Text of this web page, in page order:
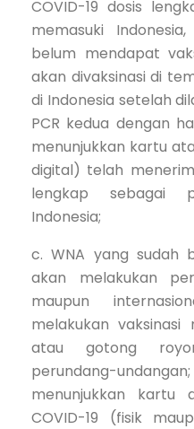
COVID-19 dosis
memasuki
belum mendapat
akan divaksinasi di
di Indonesia setelah
PCR kedua dengan
menunjukkan kartu
digital) telah
lengkap sebagai
Indonesia;
c. WNA yang sudah
akan melakukan
maupun
melakukan
atau gotong
perundang-
menunjukkan kartu
COVID-19 (fisik